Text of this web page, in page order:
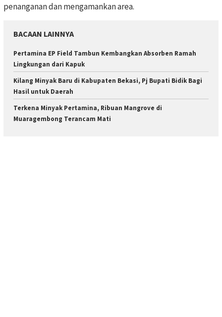
penanganan dan mengamankan area.
BACAAN LAINNYA
Pertamina EP Field Tambun Kembangkan Absorben Ramah
Lingkungan dari Kapuk
Kilang Minyak Baru di Kabupaten Bekasi, Pj Bupati Bidik Bagi
Hasil untuk Daerah
Terkena Minyak Pertamina, Ribuan Mangrove di
Muaragembong Terancam Mati